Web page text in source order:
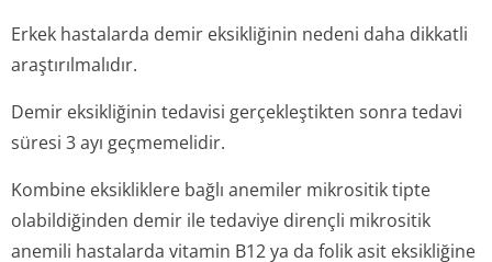
Erkek hastalarda demir eksikliğinin nedeni daha dikkatli
araştırılmalıdır.
Demir eksikliğinin tedavisi gerçekleştikten sonra tedavi
süresi 3 ayı geçmemelidir.
Kombine eksikliklere bağlı anemiler mikrositik tipte
olabildiğinden demir ile tedaviye dirençli mikrositik
anemili hastalarda vitamin B12 ya da folik asit eksikliğine